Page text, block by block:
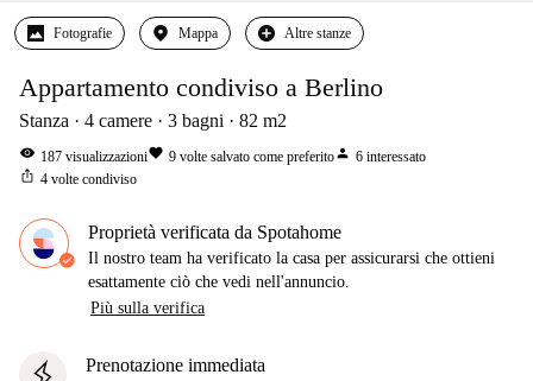
Fotografie Mappa Altre stanze
Appartamento condiviso a Berlino
Stanza 4 camere 3 bagni 82 m2
visibility 187 visualizzazionifavorite 9 volte salvato come preferitoperson 6 interessato
ios_share 4 volte condiviso
Proprietà verificata da Spotahome
Il nostro team ha verificato la casa per assicurarsi che ottieni
esattamente ciò che vedi nell'annuncio.
Più sulla verifica
Prenotazione immediata